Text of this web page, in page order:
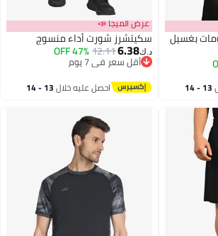
بغسيل
13 - 14
عرض الميجا 📣
سكيتشرز شورت أداء منسوج
د.ك‏6.38
12.11
47% OFF
أقل سعر في 7 يوم
احصل عليه خلال 13 - 14